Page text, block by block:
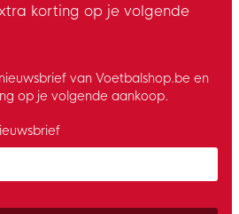
korting op je volgende
van Voetbalshop.be en
op je volgende aankoop.
the privacy policy to subscribe to